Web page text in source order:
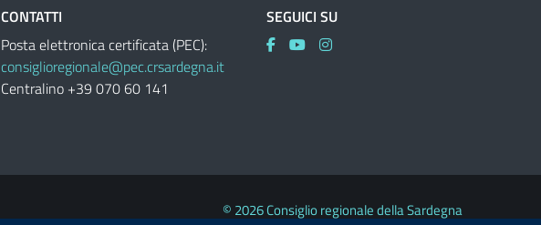
CONTATTI
Posta elettronica certificata (PEC):
consiglioregionale@pec.crsardegna.it
Centralino +39 070 60 141
SEGUICI SU
© 2026 Consiglio regionale della Sardegna